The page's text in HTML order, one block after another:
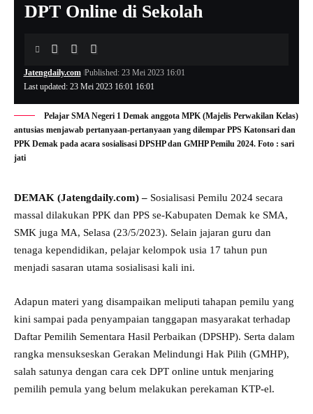
DPT Online di Sekolah
Last updated: 23 Mei 2023 16:01 16:01
Jatengdaily.com Published: 23 Mei 2023 16:01
Pelajar SMA Negeri 1 Demak anggota MPK (Majelis Perwakilan Kelas)
antusias menjawab pertanyaan-pertanyaan yang dilempar PPS Katonsari dan
PPK Demak pada acara sosialisasi DPSHP dan GMHP Pemilu 2024. Foto : sari
jati
DEMAK (Jatengdaily.com) – Sosialisasi Pemilu 2024 secara
massal dilakukan PPK dan PPS se-Kabupaten Demak ke SMA,
SMK juga MA, Selasa (23/5/2023). Selain jajaran guru dan
tenaga kependidikan, pelajar kelompok usia 17 tahun pun
menjadi sasaran utama sosialisasi kali ini.
Adapun materi yang disampaikan meliputi tahapan pemilu yang
kini sampai pada penyampaian tanggapan masyarakat terhadap
Daftar Pemilih Sementara Hasil Perbaikan (DPSHP). Serta dalam
rangka mensukseskan Gerakan Melindungi Hak Pilih (GMHP),
salah satunya dengan cara cek DPT online untuk menjaring
pemilih pemula yang belum melakukan perekaman KTP-el.